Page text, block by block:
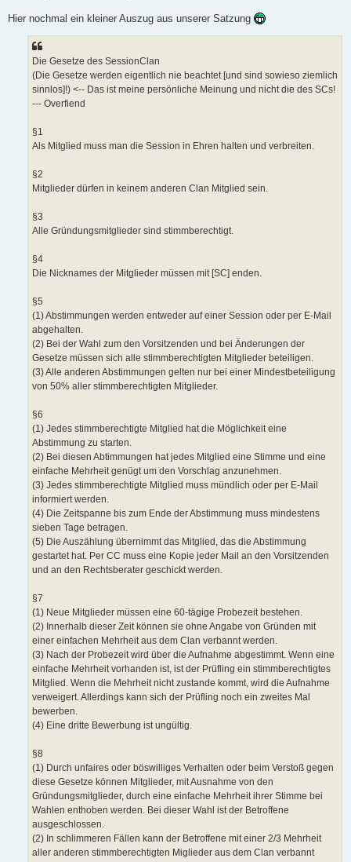
Hier nochmal ein kleiner Auszug aus unserer Satzung
Die Gesetze des SessionClan
(Die Gesetze werden eigentlich nie beachtet [und sind sowieso ziemlich
sinnlos]!) <-- Das ist meine persönliche Meinung und nicht die des SCs!
--- Overfiend
§1
Als Mitglied muss man die Session in Ehren halten und verbreiten.
§2
Mitglieder dürfen in keinem anderen Clan Mitglied sein.
§3
Alle Gründungsmitglieder sind stimmberechtigt.
§4
Die Nicknames der Mitglieder müssen mit [SC] enden.
§5
(1) Abstimmungen werden entweder auf einer Session oder per E-Mail
abgehalten.
(2) Bei der Wahl zum den Vorsitzenden und bei Änderungen der
Gesetze müssen sich alle stimmberechtigten Mitglieder beteiligen.
(3) Alle anderen Abstimmungen gelten nur bei einer Mindestbeteiligung
von 50% aller stimmberechtigten Mitglieder.
§6
(1) Jedes stimmberechtigte Mitglied hat die Möglichkeit eine
Abstimmung zu starten.
(2) Bei diesen Abtimmungen hat jedes Mitglied eine Stimme und eine
einfache Mehrheit genügt um den Vorschlag anzunehmen.
(3) Jedes stimmberechtigte Mitglied muss mündlich oder per E-Mail
informiert werden.
(4) Die Zeitspanne bis zum Ende der Abstimmung muss mindestens
sieben Tage betragen.
(5) Die Auszählung übernimmt das Mitglied, das die Abstimmung
gestartet hat. Per CC muss eine Kopie jeder Mail an den Vorsitzenden
und an den Rechtsberater geschickt werden.
§7
(1) Neue Mitglieder müssen eine 60-tägige Probezeit bestehen.
(2) Innerhalb dieser Zeit können sie ohne Angabe von Gründen mit
einer einfachen Mehrheit aus dem Clan verbannt werden.
(3) Nach der Probezeit wird über die Aufnahme abgestimmt. Wenn eine
einfache Mehrheit vorhanden ist, ist der Prüfling ein stimmberechtigtes
Mitglied. Wenn die Mehrheit nicht zustande kommt, wird die Aufnahme
verweigert. Allerdings kann sich der Prüfling noch ein zweites Mal
bewerben.
(4) Eine dritte Bewerbung ist ungültig.
§8
(1) Durch unfaires oder böswilliges Verhalten oder beim Verstoß gegen
diese Gesetze können Mitglieder, mit Ausnahme von den
Gründungsmitglieder, durch eine einfache Mehrheit ihrer Stimme bei
Wahlen enthoben werden. Bei dieser Wahl ist der Betroffene
ausgeschlossen.
(2) In schlimmeren Fällen kann der Betroffene mit einer 2/3 Mehrheit
aller anderen stimmberechtigten Miglieder aus dem Clan verbannt